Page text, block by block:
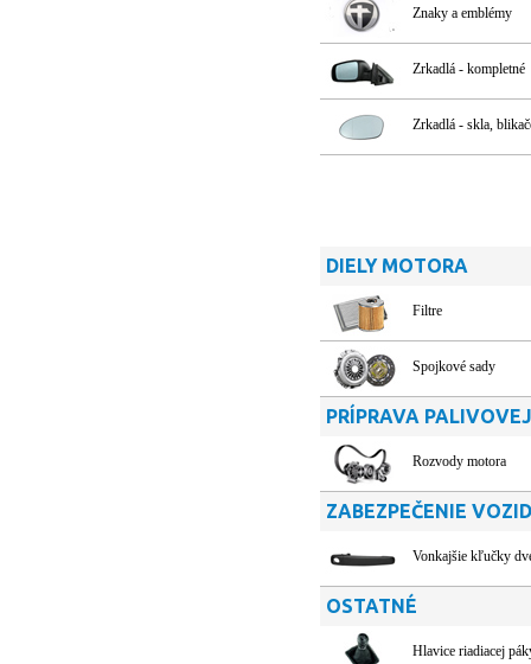
Znaky a emblémy
Zrkadlá - kompletné
Zrkadlá - skla,
DIELY MOTORA
Filtre
Spojkové sady
PRÍPRAVA
Rozvody motora
ZABEZPEČENIE
Vonkajšie kľučky
OSTATNÉ
Hlavice riadiacej